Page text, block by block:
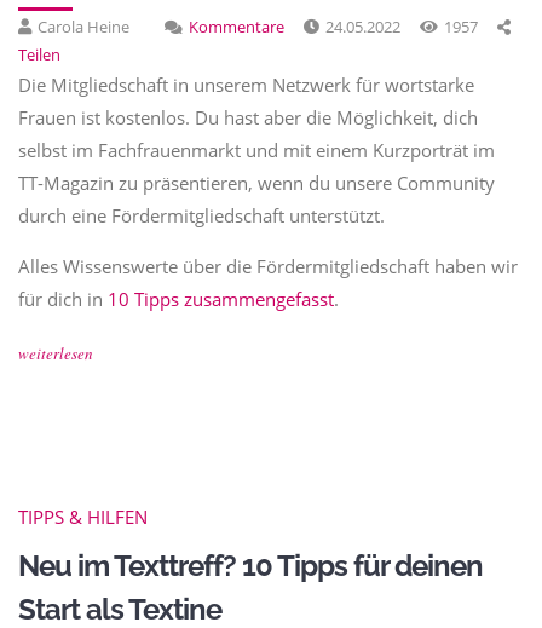
Carola Heine Kommentare 24.05.2022
1957
Teilen
Die Mitgliedschaft in unserem Netzwerk für wortstarke
Frauen ist kostenlos. Du hast aber die Möglichkeit, dich
selbst im Fachfrauenmarkt und mit einem Kurzporträt im
TT-Magazin zu präsentieren, wenn du unsere Community
durch eine Fördermitgliedschaft unterstützt.
Alles Wissenswerte über die Fördermitgliedschaft haben wir
für dich in 10 Tipps zusammengefasst.
weiterlesen
TIPPS & HILFEN
Neu im Texttreff? 10 Tipps für deinen
Start als Textine